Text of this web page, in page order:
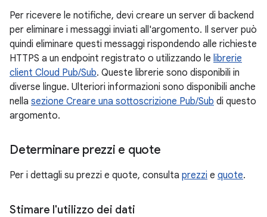
Per ricevere le notifiche, devi creare un server di backend
per eliminare i messaggi inviati all'argomento. Il server può
quindi eliminare questi messaggi rispondendo alle richieste
HTTPS a un endpoint registrato o utilizzando le librerie
client Cloud Pub/Sub. Queste librerie sono disponibili in
diverse lingue. Ulteriori informazioni sono disponibili anche
nella sezione Creare una sottoscrizione Pub/Sub di questo
argomento.
Determinare prezzi e quote
Per i dettagli su prezzi e quote, consulta prezzi e quote.
Stimare l'utilizzo dei dati